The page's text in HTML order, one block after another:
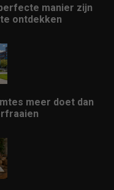
manier zijn
ontdekken
meer doet dan